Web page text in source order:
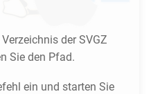
derSVGZ
Sie den Pfad.
ein und starten Sie